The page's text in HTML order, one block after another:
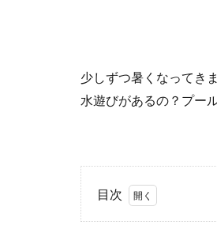
少しずつ暑くなってき
水遊びがあるの？プー
目次